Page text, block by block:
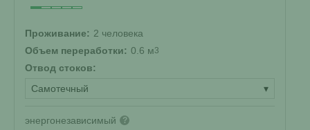
Проживание: 2 человека
Объем переработки: 0.6 м3
Отвод стоков:
Самотечный
▾
энергонезависимый ?